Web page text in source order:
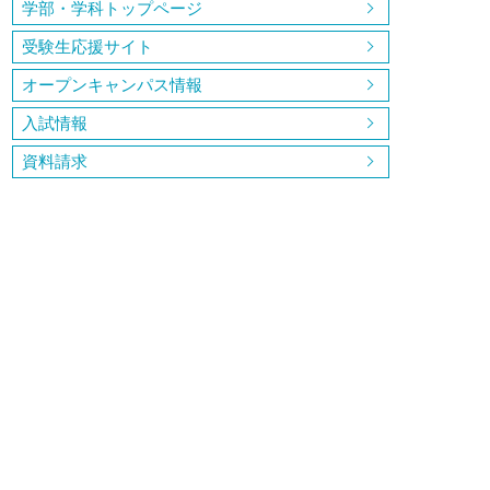
学部・学科トップページ
受験生応援サイト
オープンキャンパス情報
入試情報
資料請求